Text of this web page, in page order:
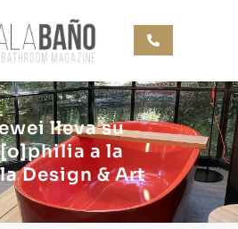
lleva su
a la
Design & Art